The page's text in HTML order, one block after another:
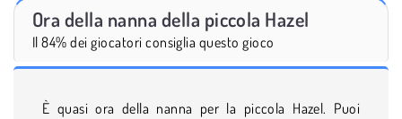
Ora della nanna della piccola Hazel
Il 84% dei giocatori consiglia questo gioco
È quasi ora della nanna per la piccola Hazel. Puoi